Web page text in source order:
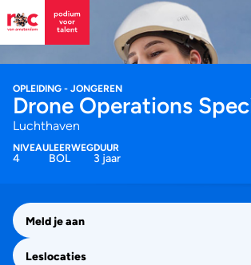
OPLEIDING - JONGEREN
Drone Operations
Luchthaven
NIVEAU
4
LEERWEG
BOL
DUUR
3 jaar
Meld je aan
Leslocaties